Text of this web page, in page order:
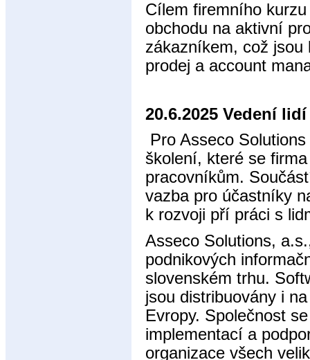
Cílem firemního
obchodu na aktivní
zákazníkem, což
prodej a account
20.6.2025 Vedení
Pro Asseco
školení, které se
pracovníkům.
vazba pro účastníky
k rozvoji pří práci s
Asseco Solutions,
podnikových
slovenském trhu.
jsou distribuovány i
Evropy. Společnost
implementací a
organizace všech